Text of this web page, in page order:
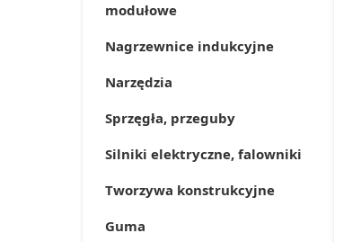
modułowe
Nagrzewnice indukcyjne
Narzędzia
Sprzęgła, przeguby
Silniki elektryczne, falowniki
Tworzywa konstrukcyjne
Guma